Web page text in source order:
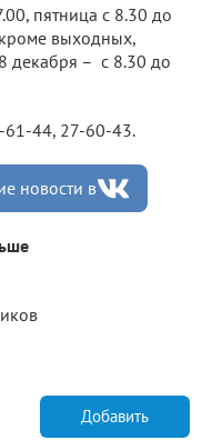
пятница с 8.30 до
выходных,
декабря – с 8.30 до
61-44, 27-60-43.
новости в
Добавить